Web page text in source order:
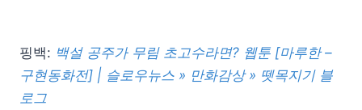
핑백: 백설 공주가 무림 초고수라면? 웹툰 [마루한 –
구현동화전] | 슬로우뉴스 » 만화감상 » 뗏목지기 블
로그